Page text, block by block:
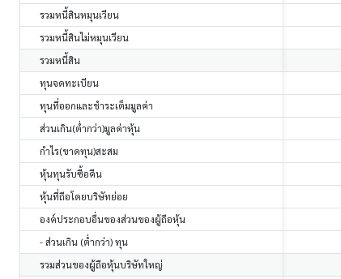
รวมหนี้สินหมุนเวียน
รวมหนี้สินไม่หมุนเวียน
รวมหนี้สิน
ทุนจดทะเบียน
ทุนที่ออกและชำระเต็มมูลค่า
ส่วนเกิน(ต่ำกว่า)มูลค่าหุ้น
กำไร(ขาดทุน)สะสม
หุ้นทุนรับซื้อคืน
หุ้นที่ถือโดยบริษัทย่อย
องค์ประกอบอื่นของส่วนของผู้ถือหุ้น
- ส่วนเกิน (ต่ำกว่า) ทุน
รวมส่วนของผู้ถือหุ้นบริษัทใหญ่